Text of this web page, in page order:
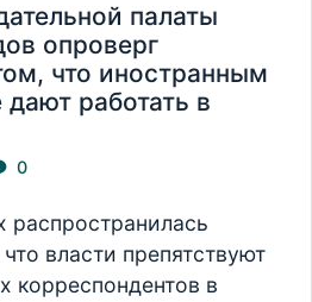
палаты
опроверг
что иностранным
работать в
0
распространилась
власти препятствуют
корреспондентов в